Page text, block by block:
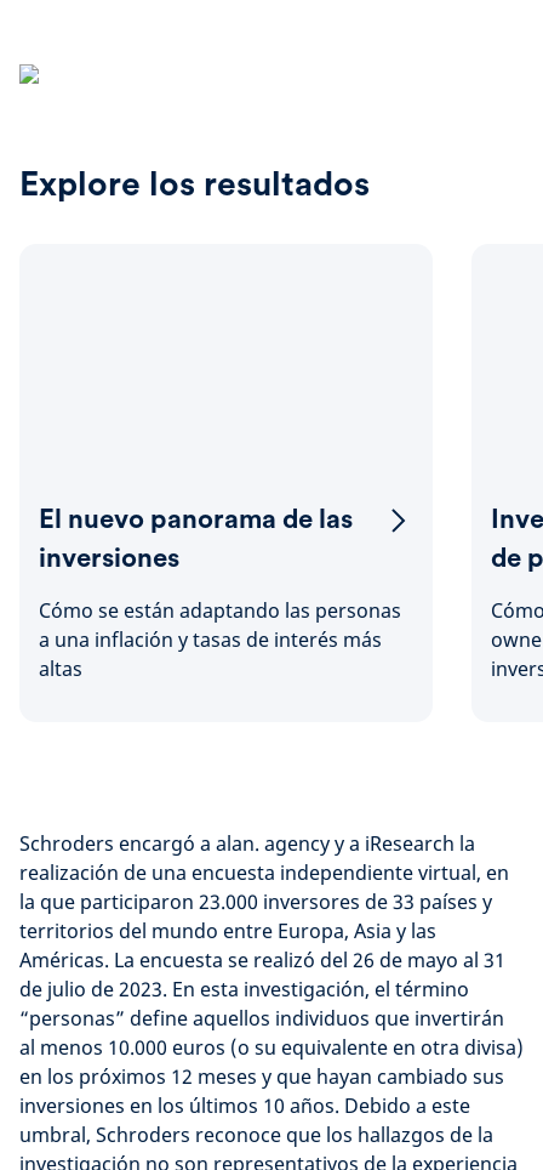
Explore los resultados
El nuevo panorama de las
inversiones
Cómo se están adaptando las personas
a una inflación y tasas de interés más
altas
de
Schroders encargó a alan. agency y a iResearch la
realización de una encuesta independiente virtual, en
la que participaron 23.000 inversores de 33 países y
territorios del mundo entre Europa, Asia y las
Américas. La encuesta se realizó del 26 de mayo al 31
de julio de 2023. En esta investigación, el término
“personas” define aquellos individuos que invertirán
al menos 10.000 euros (o su equivalente en otra divisa)
en los próximos 12 meses y que hayan cambiado sus
inversiones en los últimos 10 años. Debido a este
umbral, Schroders reconoce que los hallazgos de la
investigación no son representativos de la experiencia